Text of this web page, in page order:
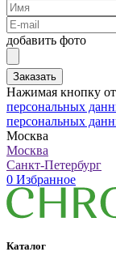
добавить фото
Заказать
Нажимая кнопку
персональных
персональных
Москва
Москва
Санкт-Петербург
0 Избранное
Каталог